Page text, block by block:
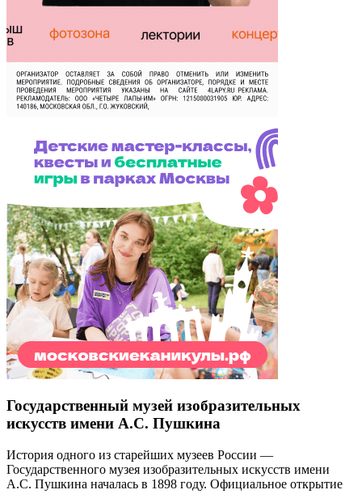
Государственный музей изобразительных
искусств имени А.С. Пушкина
История одного из старейших музеев России —
Государственного музея изобразительных искусств имени
А.С. Пушкина началась в 1898 году. Официальное открытие